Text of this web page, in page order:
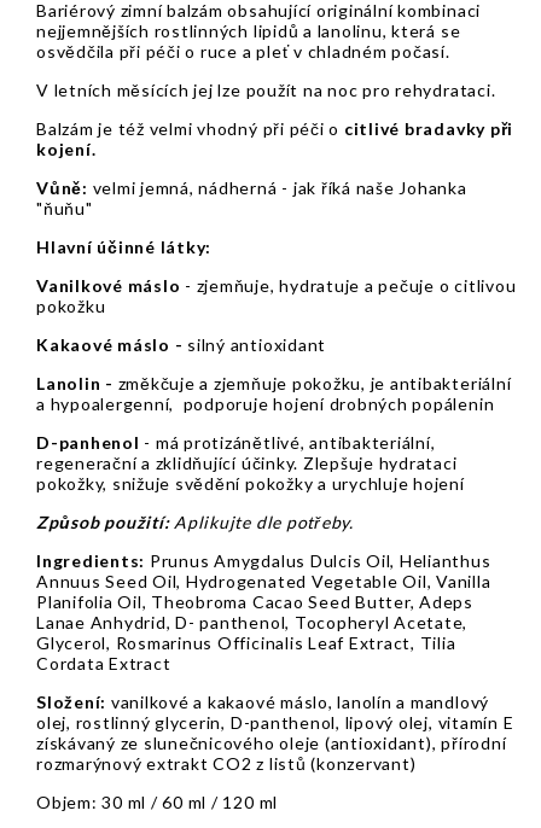
Bariérový zimní balzám obsahující originální kombinaci
nejjemnějších rostlinných lipidů a lanolinu, která se
osvědčila při péči o ruce a pleť v chladném počasí.
V letních měsících jej lze použít na noc pro rehydrataci.
Balzám je též velmi vhodný při péči o citlivé bradavky při
kojení.
Vůně: velmi jemná, nádherná - jak říká naše Johanka
"ňuňu"
Hlavní účinné látky:
Vanilkové máslo - zjemňuje, hydratuje a pečuje o citlivou
pokožku
Kakaové máslo - silný antioxidant
Lanolin - změkčuje a zjemňuje pokožku, je antibakteriální
a hypoalergenní, podporuje hojení drobných popálenin
D-panhenol - má protizánětlivé, antibakteriální,
regenerační a zklidňující účinky. Zlepšuje hydrataci
pokožky, snižuje svědění pokožky a urychluje hojení
Způsob použití:Aplikujte dle potřeby.
Ingredients: Prunus Amygdalus Dulcis Oil, Helianthus
Annuus Seed Oil, Hydrogenated Vegetable Oil, Vanilla
Planifolia Oil, Theobroma Cacao Seed Butter, Adeps
Lanae Anhydrid, D- panthenol, Tocopheryl Acetate,
Glycerol, Rosmarinus Officinalis Leaf Extract, Tilia
Cordata Extract
Složení: vanilkové a kakaové máslo, lanolín a mandlový
olej, rostlinný glycerin, D-panthenol, lipový olej, vitamín E
získávaný ze slunečnicového oleje (antioxidant), přírodní
rozmarýnový extrakt CO2 z listů (konzervant)
Objem: 30 ml / 60 ml / 120 ml